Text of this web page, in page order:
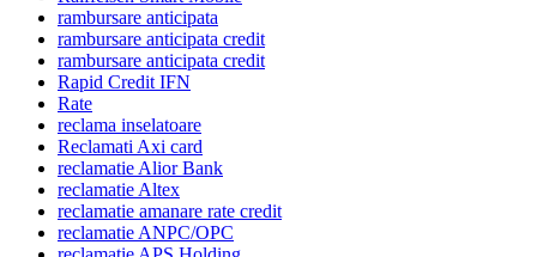
rambursare anticipata
rambursare anticipata credit
rambursare anticipata credit
Rapid Credit IFN
Rate
reclama inselatoare
Reclamati Axi card
reclamatie Alior Bank
reclamatie Altex
reclamatie amanare rate credit
reclamatie ANPC/OPC